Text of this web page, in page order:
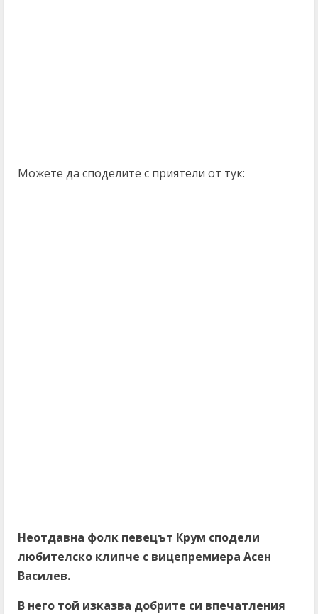
Можете да споделите с приятели от тук:
Неотдавна фолк певецът Крум сподели
любителско клипче с вицепремиера Асен
Василев.
В него той изказва добрите си впечатления